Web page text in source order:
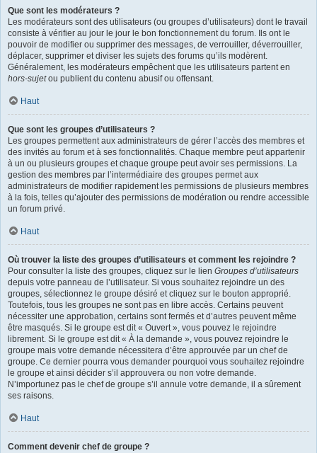
Que sont les modérateurs ?
Les modérateurs sont des utilisateurs (ou groupes d’utilisateurs) dont le travail
consiste à vérifier au jour le jour le bon fonctionnement du forum. Ils ont le
pouvoir de modifier ou supprimer des messages, de verrouiller, déverrouiller,
déplacer, supprimer et diviser les sujets des forums qu’ils modèrent.
Généralement, les modérateurs empêchent que les utilisateurs partent en
hors-sujetou publient du contenu abusif ou offensant.
Haut
Que sont les groupes d’utilisateurs ?
Les groupes permettent aux administrateurs de gérer l’accès des membres et
des invités au forum et à ses fonctionnalités. Chaque membre peut appartenir
à un ou plusieurs groupes et chaque groupe peut avoir ses permissions. La
gestion des membres par l’intermédiaire des groupes permet aux
administrateurs de modifier rapidement les permissions de plusieurs membres
à la fois, telles qu’ajouter des permissions de modération ou rendre accessible
un forum privé.
Haut
Où trouver la liste des groupes d’utilisateurs et comment les rejoindre ?
Pour consulter la liste des groupes, cliquez sur le lien Groupes d’utilisateurs
depuis votre panneau de l’utilisateur. Si vous souhaitez rejoindre un des
groupes, sélectionnez le groupe désiré et cliquez sur le bouton approprié.
Toutefois, tous les groupes ne sont pas en libre accès. Certains peuvent
nécessiter une approbation, certains sont fermés et d’autres peuvent même
être masqués. Si le groupe est dit « Ouvert », vous pouvez le rejoindre
librement. Si le groupe est dit « À la demande », vous pouvez rejoindre le
groupe mais votre demande nécessitera d’être approuvée par un chef de
groupe. Ce dernier pourra vous demander pourquoi vous souhaitez rejoindre
le groupe et ainsi décider s’il approuvera ou non votre demande.
N’importunez pas le chef de groupe s’il annule votre demande, il a sûrement
ses raisons.
Haut
Comment devenir chef de groupe ?